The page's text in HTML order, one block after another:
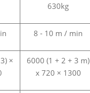
630kg
8 - 10 m / min
×
6000 (1 + 2 + 3 m)
x 720 × 1300